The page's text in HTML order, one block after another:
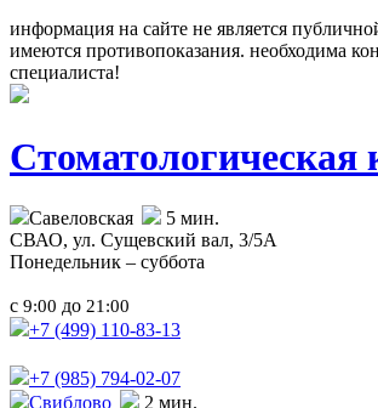
информация на сайте не является
имеются противопоказания. необходима
специалиста!
Стоматологическая
Савеловская
5 мин.
СВАО, ул. Сущевский вал, 3/5А
Понедельник – суббота
с 9:00 до 21:00
+7 (499) 110-83-13
+7 (985) 794-02-07
Свиблово
2 мин.